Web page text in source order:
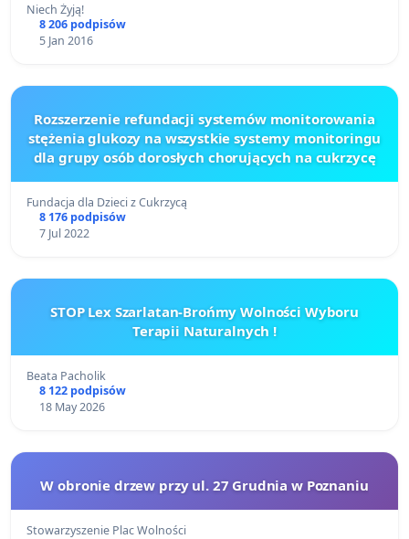
Niech Żyją!
8 206 podpisów
5 Jan 2016
Rozszerzenie refundacji systemów monitorowania
stężenia glukozy na wszystkie systemy monitoringu
dla grupy osób dorosłych chorujących na cukrzycę
Fundacja dla Dzieci z Cukrzycą
8 176 podpisów
7 Jul 2022
STOP Lex Szarlatan-Brońmy Wolności Wyboru
Terapii Naturalnych !
Beata Pacholik
8 122 podpisów
18 May 2026
W obronie drzew przy ul. 27 Grudnia w Poznaniu
Stowarzyszenie Plac Wolności